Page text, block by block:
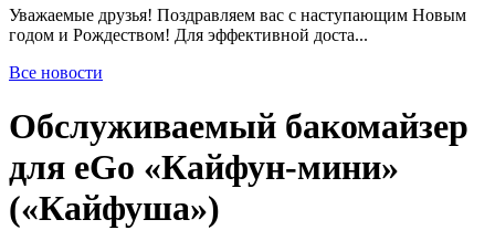
Уважаемые друзья! Поздравляем вас с наступающим Новым
годом и Рождеством! Для эффективной доста...
Все новости
Обслуживаемый бакомайзер
для eGo «Кайфун-мини»
(«Кайфуша»)